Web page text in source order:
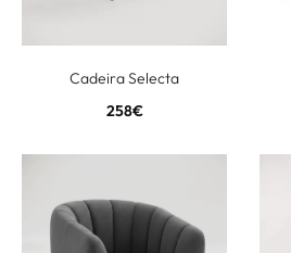
Cadeira Selecta
258€